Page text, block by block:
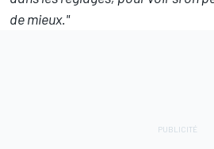
de mieux."